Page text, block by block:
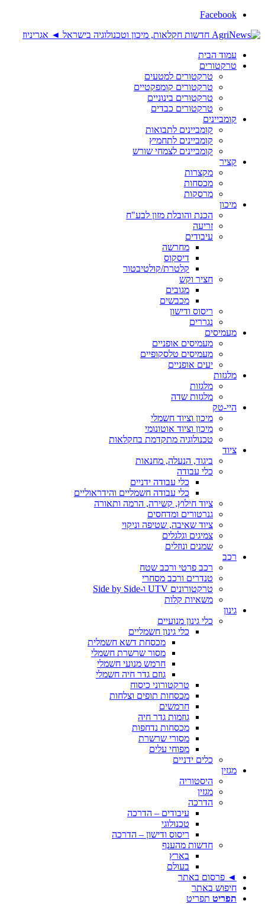
Facebook
עמוד הבית
טרקטורים
טרקטורים למטעים
טרקטורים קומפקטיים
טרקטורים בינוניים
טרקטורים כבדים
קומביינים
קומביינים לתבואות
קומביינים לתחמיץ
קומביינים לצמחי שורש
קציר
מקצרות
מכסחות
מרסקות
מיכון
הכנת והובלת מזון לבע"ח
זריעה
עיבודים
מחרשה
דיסקוס
קלטרת/קולטיבטור
חציר וקש
מגובים
מכבשים
ריסוס ודישון
נגררים
מעמיסים
מעמיסים אופניים
מעמיסים טלסקופיים
יעים אופניים
מלגזות
מלגזות
מלגזות שדה
היי-טק
מיכון וציוד חשמלי
מיכון וציוד אוטונומי
טכנולוגיה מתקדמת בחקלאות
ציוד
ביגוד, הנעלה, מחנאות
כלי עבודה
כלי עבודה ידניים
כלי עבודה חשמליים והידראוליים
ציוד חילוץ, קשירה, הרמה ותאורה
גנרטורים ומדחסים
ציוד שאיבה, שטיפה וניקוי
צמיגים וגלגלים
שמנים ונוזלים
רכב
רכב פרטי ורכב שטח
טנדרים ורכב מסחרי
טרקטורונים UTV ו-Side by Side
משאיות קלות
גינון
כלי גינון מנועיים
כלי גינון חשמליים
מכסחת דשא חשמלית
מסור שרשרת חשמלי
חרמש מנועי חשמלי
גוזם גדר חיה חשמלי
טרקטורוני כיסוח
מכסחות תופים וצלחות
חרמשים
גוזמות גדר חיה
מכסחות נדחפות
מסורי שרשרת
מפוחי עלים
כלים ידניים
מגזין
היסטוריה
מגזין
הדרכה
עיבודים – הדרכה
טכנולוגי
ריסוס ודישון – הדרכה
חדשות מהענף
בארץ
בעולם
◄ פרסום באתר
חיפוש באתר
תפריט תפריט